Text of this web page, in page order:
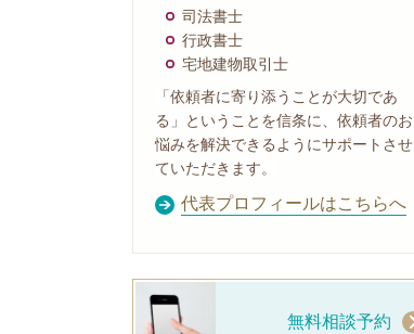
司法書士
行政書士
宅地建物取引士
「依頼者に寄り添うことが大切であ
る」ということを信条に、依頼者のお
悩みを解決できるようにサポートさせ
ていただきます。
代表プロフィールはこちらへ
無料相談予約